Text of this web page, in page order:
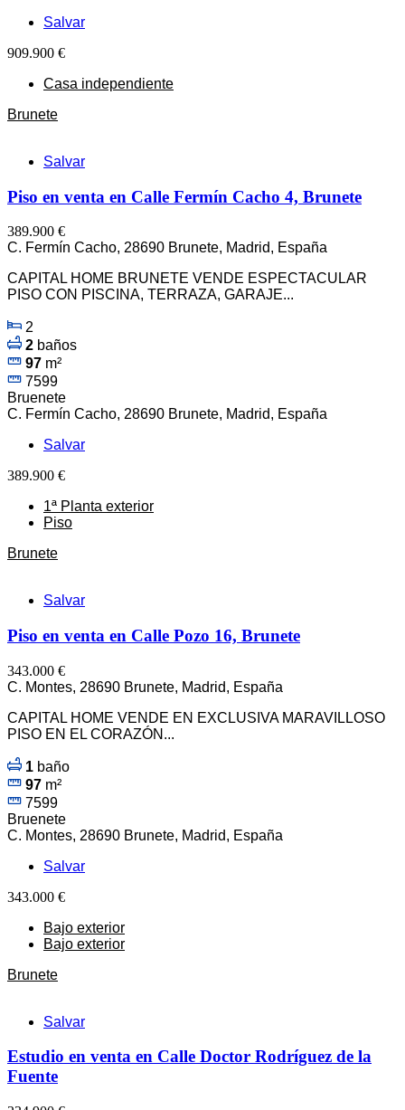
Salvar
909.900 €
Casa independiente
Brunete
Salvar
Piso en venta en Calle Fermín Cacho 4, Brunete
389.900 €
C. Fermín Cacho, 28690 Brunete, Madrid, España
CAPITAL HOME BRUNETE VENDE ESPECTACULAR
PISO CON PISCINA, TERRAZA, GARAJE...
2
2 baños
97 m²
7599
Bruenete
C. Fermín Cacho, 28690 Brunete, Madrid, España
Salvar
389.900 €
1ª Planta exterior
Piso
Brunete
Salvar
Piso en venta en Calle Pozo 16, Brunete
343.000 €
C. Montes, 28690 Brunete, Madrid, España
CAPITAL HOME VENDE EN EXCLUSIVA MARAVILLOSO
PISO EN EL CORAZÓN...
1 baño
97 m²
7599
Bruenete
C. Montes, 28690 Brunete, Madrid, España
Salvar
343.000 €
Bajo exterior
Bajo exterior
Brunete
Salvar
Estudio en venta en Calle Doctor Rodríguez de la
Fuente